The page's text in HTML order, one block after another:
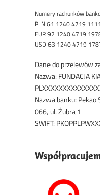
Numery rachunków
PLN 61 1240 4719
EUR 92 1240 4719
USD 63 1240 4719
Dane do przelewów
Nazwa: FUNDACJA
Nazwa banku:
066, ul. Żubra 1
SWIFT: